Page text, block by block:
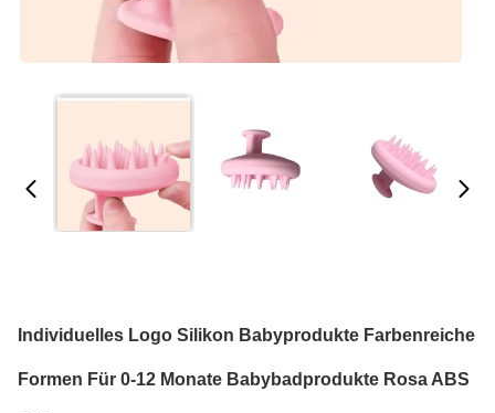
Individuelles Logo Silikon Babyprodukte Farbenreiche
Formen Für 0-12 Monate Babybadprodukte Rosa ABS